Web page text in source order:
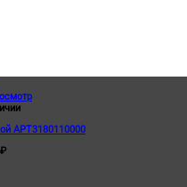
АРТ3180110000
₽